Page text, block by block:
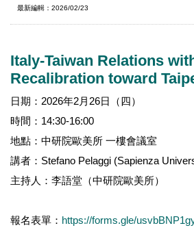
最新編輯：2026/02/23
Italy-Taiwan Relations
Recalibration toward
日期：2026年2月26日（四）
時間：14:30-16:00
地點：中研院歐美所 一樓會議室
講者：Stefano Pelaggi (Sapienza
主持人：李語堂（中研院歐美所）
報名表單： https://forms.gle/